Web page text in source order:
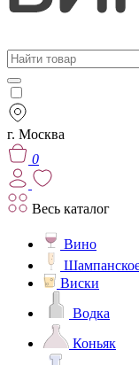
г. Москва
0
Весь каталог
Вино
Виски
Водка
Коньяк